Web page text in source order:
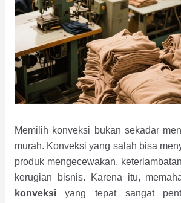
Memilih konveksi bukan sekadar
murah. Konveksi yang salah bisa
produk mengecewakan,
kerugian bisnis. Karena itu,
konveksiyang tepat sangat